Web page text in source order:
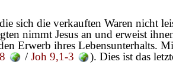
sich die verkauften Waren nicht
nimmt Jesus an und erweist
Erwerb ihres Lebensunterhalts.
/Joh 9,1-3
). Dies ist das